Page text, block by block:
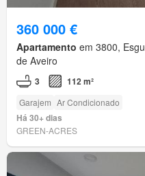
360 000 €
Apartamento em 3800,
de Aveiro
3 112 m²
Garajem Ar Condicionado
Há 30+ dias
GREEN-ACRES